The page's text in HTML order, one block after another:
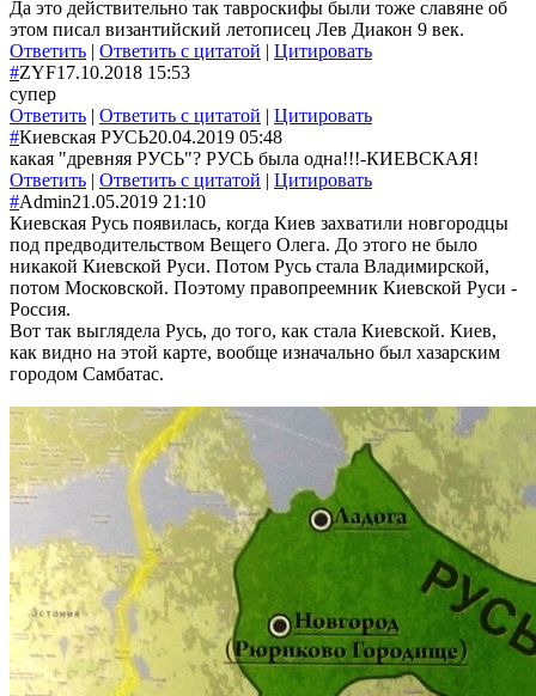
Да это действительно так тавроскифы были тоже славяне об
этом писал византийский летописец Лев Диакон 9 век.
Ответить | Ответить с цитатой | Цитировать
#ZYF17.10.2018 15:53
супер
Ответить | Ответить с цитатой | Цитировать
#Киевская РУСЬ20.04.2019 05:48
какая "древняя РУСЬ"? РУСЬ была одна!!!-КИЕВСКАЯ!
Ответить | Ответить с цитатой | Цитировать
#Admin21.05.2019 21:10
Киевская Русь появилась, когда Киев захватили новгородцы
под предводительством Вещего Олега. До этого не было
никакой Киевской Руси. Потом Русь стала Владимирской,
потом Московской. Поэтому правопреемник Киевской Руси -
Россия.
Вот так выглядела Русь, до того, как стала Киевской. Киев,
как видно на этой карте, вообще изначально был хазарским
городом Самбатас.